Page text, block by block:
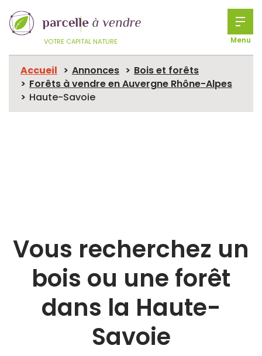
VOTRE CAPITAL NATURE Menu
Accueil Annonces
Bois et forêts
Forêts à vendre en Auvergne Rhône-Alpes
Haute-Savoie
Vous recherchez un
bois ou une forêt
dans la Haute-
Savoie